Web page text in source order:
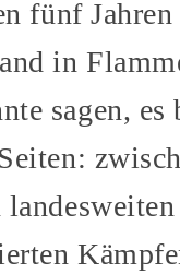
fünf Jahren
in
sagen, es